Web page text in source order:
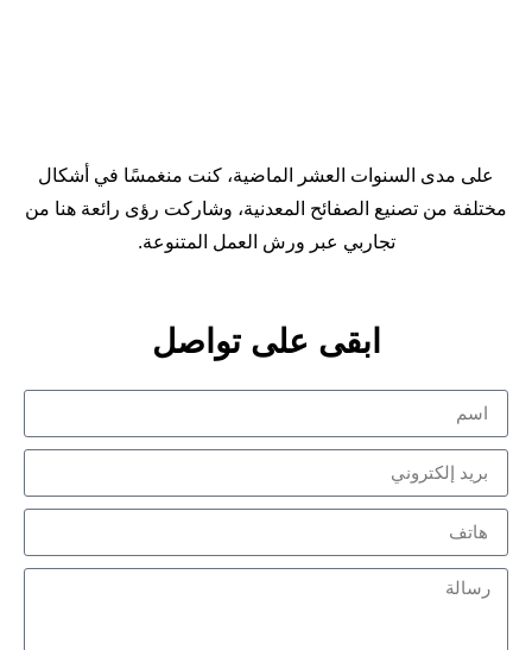
على مدى السنوات العشر الماضية، كنت منغمسًا في أشكال
مختلفة من تصنيع الصفائح المعدنية، وشاركت رؤى رائعة هنا من
تجاربي عبر ورش العمل المتنوعة.
ابقى على تواصل